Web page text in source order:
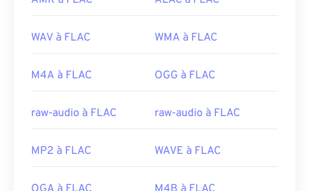
WAV à FLAC WMA à FLAC
M4A à FLAC OGG à FLAC
raw-audio à FLAC raw-audio à FLAC
MP2 à FLAC WAVE à FLAC